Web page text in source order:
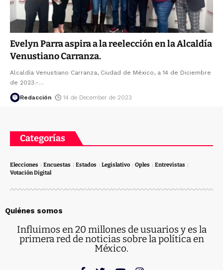
Evelyn Parra aspira a la reelección en la Alcaldía
Venustiano Carranza.
Alcaldía Venustiano Carranza, Ciudad de México, a 14 de Diciembre
de 2023.-…
Redacción 14 de December de 2023
Categorías
Elecciones Encuestas Estados Legislativo Oples
Entrevistas
Votación Digital
Quiénes somos
Influimos en 20 millones de usuarios y es la
primera red de noticias sobre la política en
México.